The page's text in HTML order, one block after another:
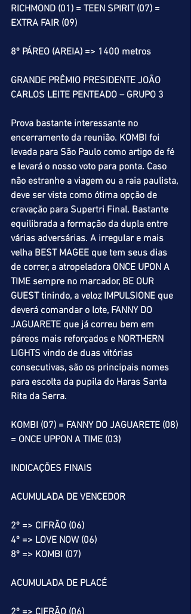
RICHMOND (01) = TEEN SPIRIT (07) =
EXTRA FAIR (09)
8º PÁREO (AREIA) => 1400 metros
GRANDE PRÊMIO PRESIDENTE JOÃO
CARLOS LEITE PENTEADO – GRUPO 3
Prova bastante interessante no
encerramento da reunião. KOMBI foi
levada para São Paulo como artigo de fé
e levará o nosso voto para ponta. Caso
não estranhe a viagem ou a raia paulista,
deve ser vista como ótima opção de
cravação para Supertri Final. Bastante
equilibrada a formação da dupla entre
várias adversárias. A irregular e mais
velha BEST MAGEE que tem seus dias
de correr, a atropeladora ONCE UPON A
TIME sempre no marcador, BE OUR
GUEST tinindo, a veloz IMPULSIONE que
deverá comandar o lote, FANNY DO
JAGUARETE que já correu bem em
páreos mais reforçados e NORTHERN
LIGHTS vindo de duas vitórias
consecutivas, são os principais nomes
para escolta da pupila do Haras Santa
Rita da Serra.
KOMBI (07) = FANNY DO JAGUARETE (08)
= ONCE UPPON A TIME (03)
INDICAÇÕES FINAIS
ACUMULADA DE VENCEDOR
2º => CIFRÃO (06)
4º => LOVE NOW (06)
8º => KOMBI (07)
ACUMULADA DE PLACÉ